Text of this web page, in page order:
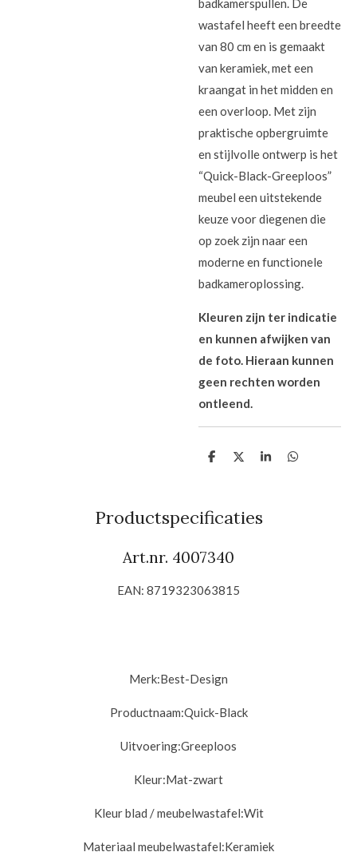
badkamerspullen. De
wastafel heeft een breedte
van 80 cm en is gemaakt
van keramiek, met een
kraangat in het midden en
een overloop. Met zijn
praktische opbergruimte
en stijlvolle ontwerp is het
“Quick-Black-Greeploos”
meubel een uitstekende
keuze voor diegenen die
op zoek zijn naar een
moderne en functionele
badkameroplossing.
Kleuren zijn ter indicatie
en kunnen afwijken van
de foto. Hieraan kunnen
geen rechten worden
ontleend.
D
n
D
S
D
Productspecificaties
Art.nr. 4007340
EAN: 8719323063815
Merk:Best-Design
Productnaam:Quick-Black
Uitvoering:Greeploos
Kleur:Mat-zwart
Kleur blad / meubelwastafel:Wit
Materiaal meubelwastafel:Keramiek